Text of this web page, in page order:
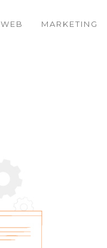
WEB MARKETING